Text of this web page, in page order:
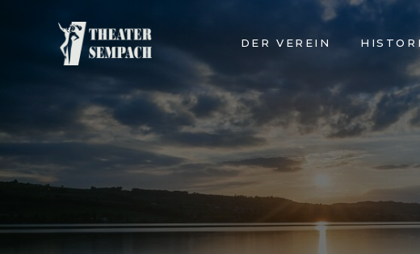
NAVIGATION
ÜBERSPRINGEN
DER VEREIN